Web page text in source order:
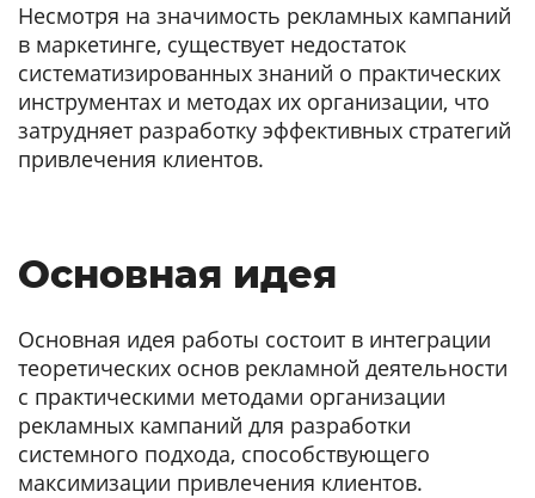
Несмотря на значимость рекламных кампаний
в маркетинге, существует недостаток
систематизированных знаний о практических
инструментах и методах их организации, что
затрудняет разработку эффективных стратегий
привлечения клиентов.
Основная идея
Основная идея работы состоит в интеграции
теоретических основ рекламной деятельности
с практическими методами организации
рекламных кампаний для разработки
системного подхода, способствующего
максимизации привлечения клиентов.